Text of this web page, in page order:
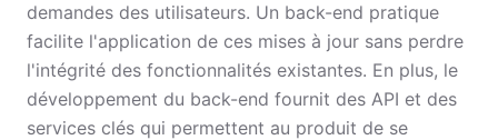
demandes des utilisateurs. Un back-end pratique
facilite l'application de ces mises à jour sans perdre
l'intégrité des fonctionnalités existantes. En plus, le
développement du back-end fournit des API et des
services clés qui permettent au produit de se